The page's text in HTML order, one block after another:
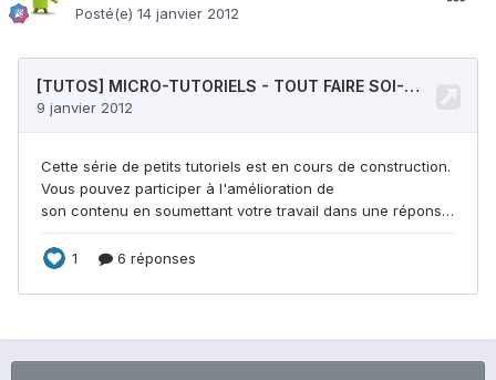
Posté(e) 14 janvier 2012